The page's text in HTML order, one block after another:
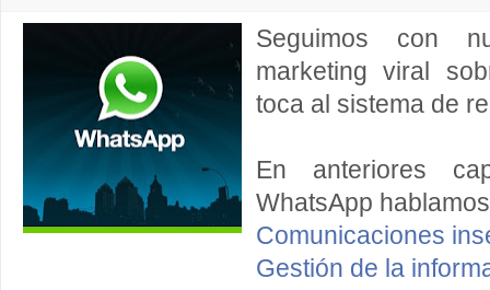
Seguimos con
marketing viral
toca al sistema de
En anteriores
WhatsApp
Comunicaciones
Gestión de la